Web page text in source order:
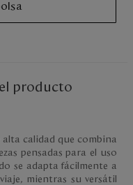
producto
alta calidad que combina
pensadas para el uso
se adapta fácilmente a
mientras su versátil